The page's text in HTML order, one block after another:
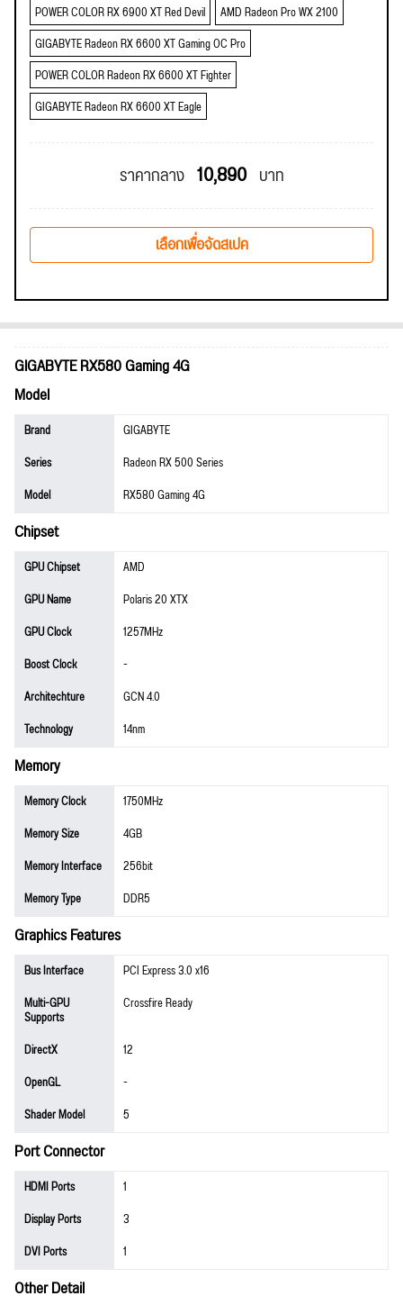
POWER COLOR RX 6900 XT Red Devil
AMD Radeon Pro WX 2100
GIGABYTE Radeon RX 6600 XT Gaming OC Pro
POWER COLOR Radeon RX 6600 XT Fighter
GIGABYTE Radeon RX 6600 XT Eagle
ราคากลาง 10,890 บาท
เลือกเพื่อจัดสเปค
GIGABYTE RX580 Gaming 4G
Model
Brand
GIGABYTE
Series
Radeon RX 500 Series
Model
RX580 Gaming 4G
Chipset
GPU Chipset
AMD
GPU Name
Polaris 20 XTX
GPU Clock
1257MHz
Boost Clock
-
Architechture
GCN 4.0
Technology
14nm
Memory
Memory Clock
1750MHz
Memory Size
4GB
Memory Interface
256bit
Memory Type
DDR5
Graphics Features
Bus Interface
PCI Express 3.0 x16
Multi-GPU
Supports
Crossfire Ready
DirectX
12
OpenGL
-
Shader Model
5
Port Connector
HDMI Ports
1
Display Ports
3
DVI Ports
1
Other Detail